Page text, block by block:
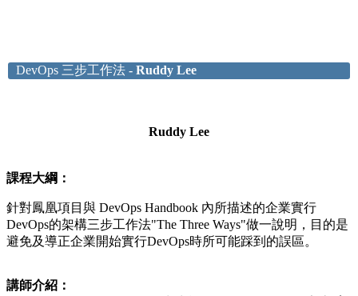
DevOps 三步工作法 - Ruddy Lee
Ruddy Lee
課程大綱：
針對鳳凰項目與 DevOps Handbook 內所描述的企業實行
DevOps的架構三步工作法"The Three Ways"做一說明，目的是
避免及導正企業開始實行DevOps時所可能踩到的誤區。
講師介紹：